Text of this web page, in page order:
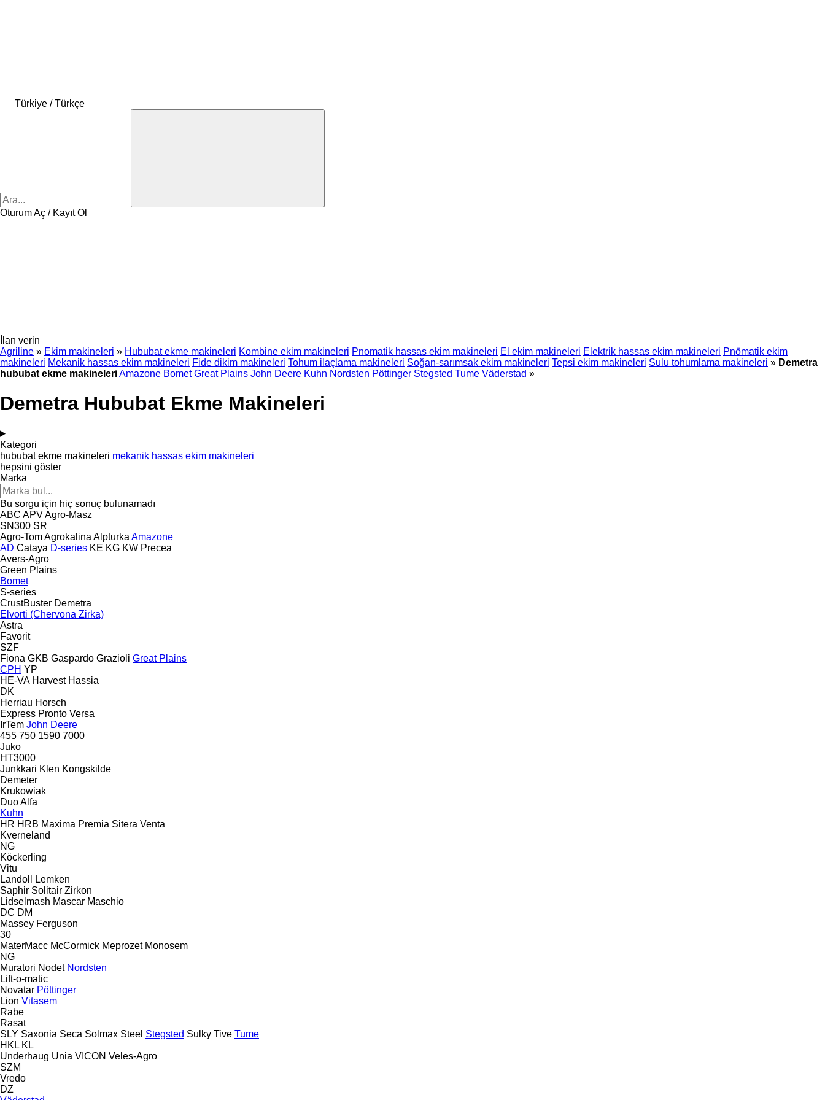
Türkiye / Türkçe
Oturum Aç / Kayıt Ol
İlan verin
Agriline » Ekim makineleri » Hububat ekme makineleri Kombine ekim makineleri Pnomatik hassas ekim makineleri El ekim makineleri Elektrik hassas ekim makineleri Pnömatik ekim
makineleri Mekanik hassas ekim makineleri Fide dikim makineleri Tohum ilaçlama makineleri Soğan-sarımsak ekim makineleri Tepsi ekim makineleri Sulu tohumlama makineleri » Demetra
hububat ekme makineleriAmazone Bomet Great Plains John Deere Kuhn Nordsten Pöttinger Stegsted Tume Väderstad »
Demetra Hububat Ekme Makineleri
Kategori
hububat ekme makineleri mekanik hassas ekim makineleri
hepsini göster
Marka
Bu sorgu için hiç sonuç bulunamadı
ABC APVAgro-Masz
SN300 SR
Agro-TomAgrokalina Alpturka Amazone
AD Cataya D-series KE KG KW Precea
Avers-Agro
Green Plains
Bomet
S-series
CrustBuster Demetra
Elvorti (Chervona Zirka)
Astra
Favorit
SZF
Fiona GKB Gaspardo Grazioli Great Plains
CPH YP
HE-VA Harvest Hassia
DK
Herriau Horsch
Express Pronto Versa
IrTem John Deere
455 750 1590 7000
Juko
HT3000
Junkkari Klen Kongskilde
Demeter
Krukowiak
Duo Alfa
Kuhn
HR HRB Maxima Premia Sitera Venta
Kverneland
NG
Köckerling
Vitu
Landoll
Lemken
Saphir Solitair Zirkon
Lidselmash Mascar Maschio
DC DM
Massey Ferguson
30
MaterMacc McCormick Meprozet Monosem
NG
Muratori Nodet Nordsten
Lift-o-matic
Novatar Pöttinger
Lion Vitasem
Rabe
Rasat
SLY Saxonia Seca Solmax Steel Stegsted Sulky Tive Tume
HKL KL
Underhaug Unia VICON Veles-Agro
SZM
Vredo
DZ